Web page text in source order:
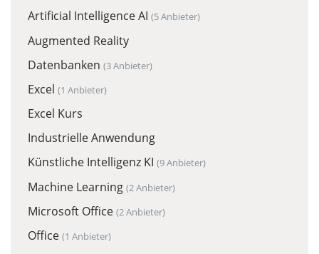
Artificial Intelligence AI (5 Anbieter)
Augmented Reality
Datenbanken (3 Anbieter)
Excel (1 Anbieter)
Excel Kurs
Industrielle Anwendung
Künstliche Intelligenz KI (9 Anbieter)
Machine Learning (2 Anbieter)
Microsoft Office (2 Anbieter)
Office (1 Anbieter)